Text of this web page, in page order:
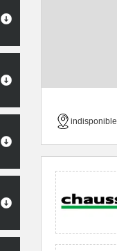
indisponible